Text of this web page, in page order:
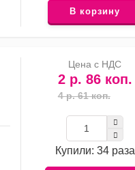
В корзину
Цена с НДС
2 р. 86 коп.
4 р. 61 коп.
Купили: 34 раза